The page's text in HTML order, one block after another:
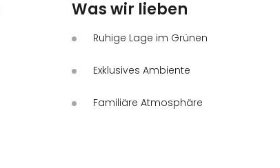
Was wir lieben
Ruhige Lage im Grünen
Exklusives Ambiente
Familiäre Atmosphäre